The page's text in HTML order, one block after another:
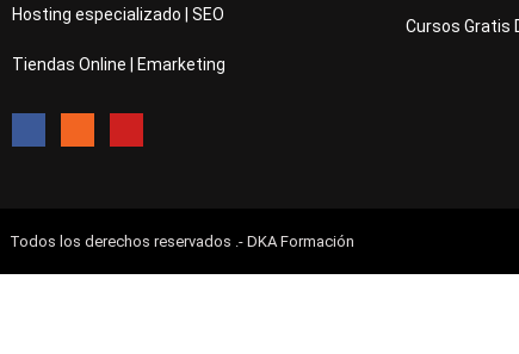
Hosting especializado | SEO
Tiendas Online | Emarketing
Cursos Gratis
Todos los derechos reservados .- DKA Formación